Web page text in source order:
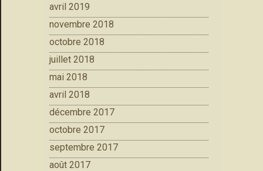
avril 2019
novembre 2018
octobre 2018
juillet 2018
mai 2018
avril 2018
décembre 2017
octobre 2017
septembre 2017
août 2017